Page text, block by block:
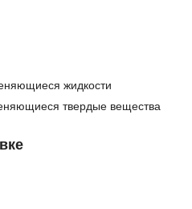
жидкости
твердые вещества